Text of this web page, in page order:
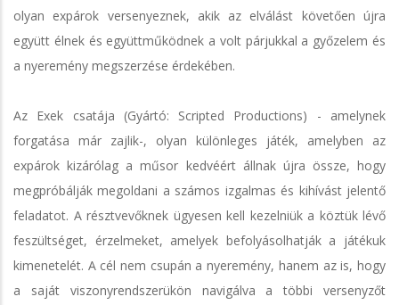
olyan expárok versenyeznek, akik az elválást követően újra
együtt élnek és együttműködnek a volt párjukkal a győzelem és
a nyeremény megszerzése érdekében.
Az Exek csatája (Gyártó: Scripted Productions) - amelynek
forgatása már zajlik-, olyan különleges játék, amelyben az
expárok kizárólag a műsor kedvéért állnak újra össze, hogy
megpróbálják megoldani a számos izgalmas és kihívást jelentő
feladatot. A résztvevőknek ügyesen kell kezelniük a köztük lévő
feszültséget, érzelmeket, amelyek befolyásolhatják a játékuk
kimenetelét. A cél nem csupán a nyeremény, hanem az is, hogy
a saját viszonyrendszerükön navigálva a többi versenyzőt